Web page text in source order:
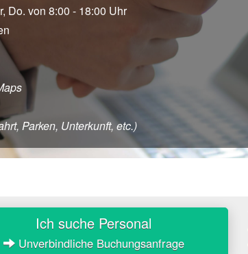
Do. von 8:00 - 18:00 Uhr
Parken, Unterkunft, etc.)
Ich suche Personal
Unverbindliche Buchungsanfrage